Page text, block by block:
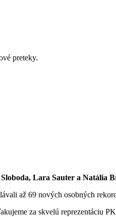
preteky.
Lara Sauter a Natália
až 69 nových osobných
za skvelú reprezentáciu